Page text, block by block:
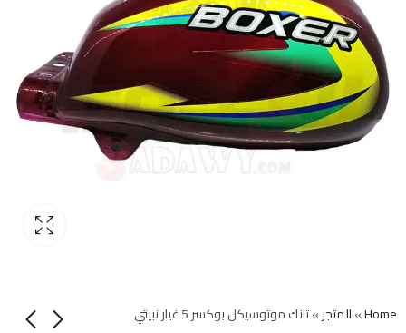
Home
»المتجر»تانك موتوسيكل بوكسر 5 غيار نبيتي